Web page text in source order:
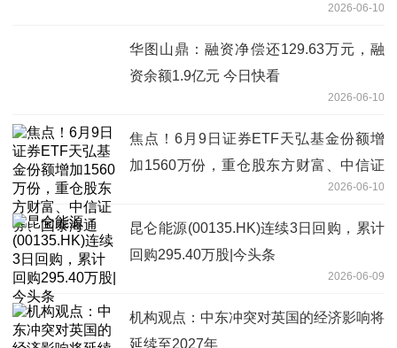
2026-06-10
华图山鼎：融资净偿还129.63万元，融
资余额1.9亿元 今日快看
2026-06-10
焦点！6月9日证券ETF天弘基金份额增
加1560万份，重仓股东方财富、中信证
2026-06-10
昆仑能源(00135.HK)连续3日回购，累计
回购295.40万股|今头条
2026-06-09
机构观点：中东冲突对英国的经济影响将
延续至2027年